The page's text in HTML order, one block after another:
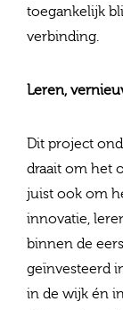
toegankelijk
verbinding.
Leren,
Dit project
draait om het
juist ook om
innovatie,
binnen de
geïnvesteerd
in de wijk én